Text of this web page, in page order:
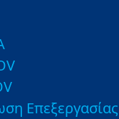
Επεξεργασίας